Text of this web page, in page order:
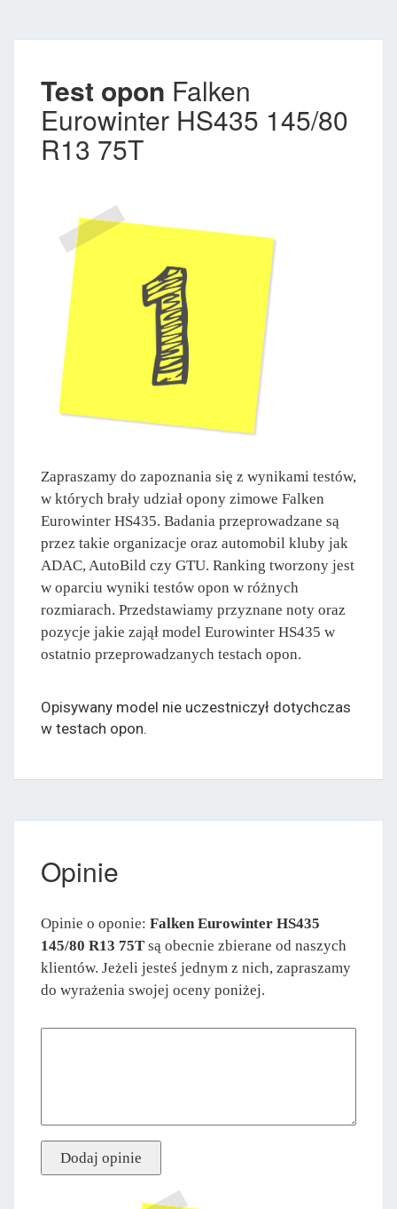
Test opon Falken
Eurowinter HS435 145/80
R13 75T
Zapraszamy do zapoznania się z wynikami testów,
w których brały udział opony zimowe Falken
Eurowinter HS435. Badania przeprowadzane są
przez takie organizacje oraz automobil kluby jak
ADAC, AutoBild czy GTU. Ranking tworzony jest
w oparciu wyniki testów opon w różnych
rozmiarach. Przedstawiamy przyznane noty oraz
pozycje jakie zajął model Eurowinter HS435 w
ostatnio przeprowadzanych testach opon.
Opisywany model nie uczestniczył dotychczas
w testach opon.
Opinie
Opinie o oponie: Falken Eurowinter HS435
145/80 R13 75T są obecnie zbierane od naszych
klientów. Jeżeli jesteś jednym z nich, zapraszamy
do wyrażenia swojej oceny poniżej.